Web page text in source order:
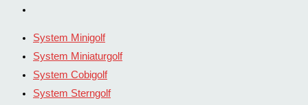
umschalten
System Minigolf
System Miniaturgolf
System Cobigolf
System Sterngolf